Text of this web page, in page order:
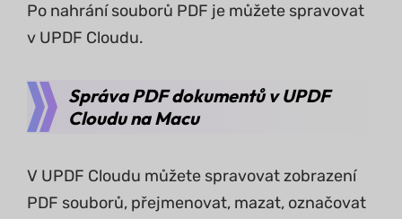
Po nahrání souborů PDF je můžete spravovat
v UPDF Cloudu.
Správa PDF dokumentů v UPDF
Cloudu na Macu
V UPDF Cloudu můžete spravovat zobrazení
PDF souborů, přejmenovat, mazat, označovat